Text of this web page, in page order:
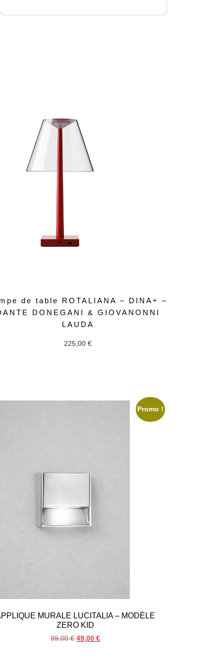
de table ROTALIANA – DINA+ –
DONEGANI & GIOVANONNI
LAUDA
225,00€
Promo !
MURALE LUCITALIA – MODÈLE
ZERO KID
99,00€ 49,00€